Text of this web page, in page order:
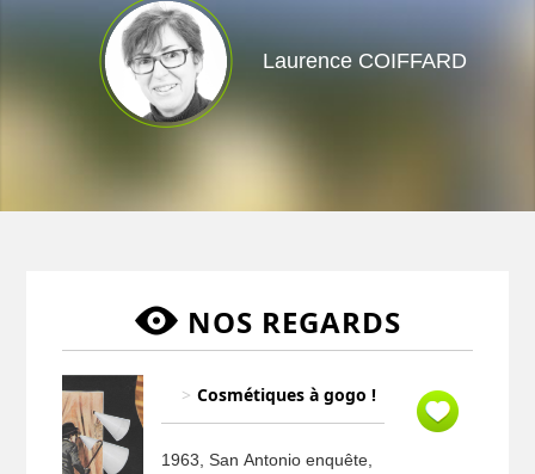
Laurence COIFFARD
NOS REGARDS
Cosmétiques à gogo !
1963, San Antonio enquête,